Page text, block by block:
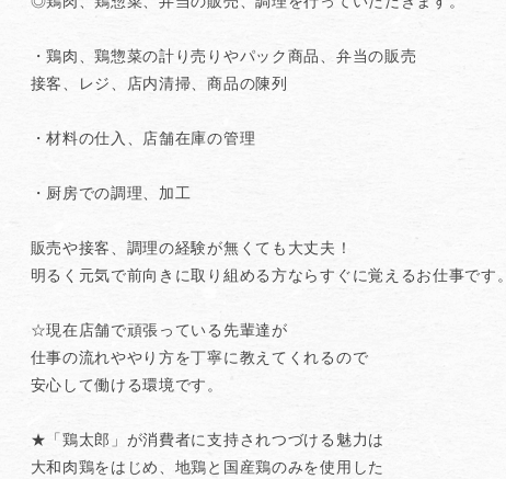
・鶏肉、鶏惣菜の計り売りやパック商品、弁当の販売
接客、レジ、店内清掃、商品の陳列
・材料の仕入、店舗在庫の管理
・厨房での調理、加工
販売や接客、調理の経験が無くても大丈夫！
明るく元気で前向きに取り組める方ならすぐに覚えるお仕事です。
☆現在店舗で頑張っている先輩達が
仕事の流れややり方を丁寧に教えてくれるので
安心して働ける環境です。
★「鶏太郎」が消費者に支持されつづける魅力は
大和肉鶏をはじめ、地鶏と国産鶏のみを使用した